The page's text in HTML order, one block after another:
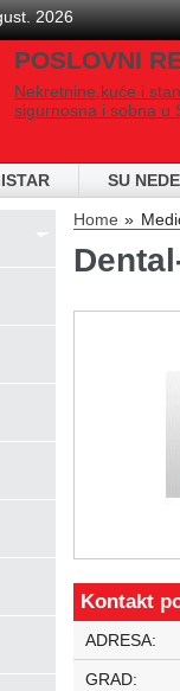
2026
POSLOVNI
Nekretnine,kuće i
sigurnosna i sobna u
SU
You
Home
Kontakt
ADRESA:
GRAD: